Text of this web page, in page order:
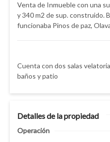
Venta de Inmueble con una
y 340 m2 de sup. construido.
funcionaba Pinos de paz,
Cuenta con dos salas
baños y patio
Detalles de la propiedad
Operación